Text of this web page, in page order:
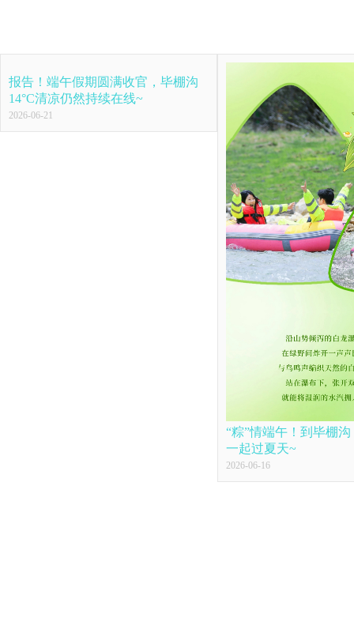
报告！端午假期圆满收官，毕棚沟
14°C清凉仍然持续在线~
2026-06-21
“粽”情端午！到毕棚
一起过夏天~
2026-06-16